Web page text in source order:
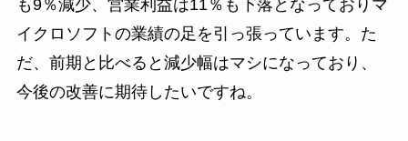
も9％減少、営業利益は11％も下落となっておりマ
イクロソフトの業績の足を引っ張っています。た
だ、前期と比べると減少幅はマシになっており、
今後の改善に期待したいですね。